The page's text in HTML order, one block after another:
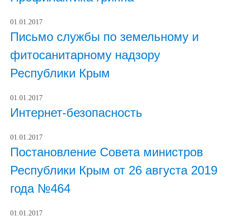
01.01.2017
Письмо службы по земельному и
фитосанитарному надзору
Республики Крым
01.01.2017
Интернет-безопасность
01.01.2017
Постановление Совета министров
Республики Крым от 26 августа 2019
года №464
01.01.2017